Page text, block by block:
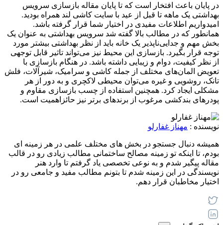
در پایان باعث افتخار است که تا پایان مقاله بازسازی سرویس
بهداشتی یک ماهه تا قبل از عید با سایت کاشی لند همراه بودید.
امیدواریم اطلاعات مفیدی در اختیار شما قرار گرفته باشد.
همانطور که در مطالب بالا گفته شد سرویس بهداشتی به عنوان یک
بخش مهم و جدایی‌ناپذیر یک خانه باید از نظر بهداشتی بیشتر مورد
توجه قرار بگیرد. بازسازی این محیط نیز می‌تواند تاثیر قابل توجهی
از نظر کیفیت، دوام و زیبایی داشته باشد. در هنگام بازسازی با
تعویض المان‌های مختلف از جمله کاشی و سرامیک، شیرآلات، فلش
تانک، روشویی و غیره می‌توان محیطی لاکچری و به دور از هر
مشکلی ایجاد کرد. همچنین استفاده از چسب بازسازی مقاوم و
پودرهای بندکشی مرغوب از برندهای برتر نیز حائزاهمیت است.
نویسنده : مهناز غفارلو
همیشه دنبال جستجو در بخش های مختلف علمی در هر زمینه ای
بودم، تا اینکه تو زمینه مصالح ساختمانی مطالب زیادی رو در قالب
مقاله پیگیر شدم و به نوعی تخصصی یاد گرفتم تا وارد هنر
نویسندگی در این زمینه شدم تا بتونم مطالب مفید و جامعی رو در
اختیار مخاطبان قرار دهم.